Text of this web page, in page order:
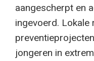
aangescherpt en
ingevoerd. Lokale
jongeren in